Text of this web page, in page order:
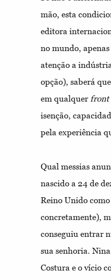
mão, esta
editora
no mundo,
atenção a
opção), saberá
em qualquer front
isenção,
pela experiência
Qual messias
nascido a 24 de
Reino Unido
concretamente),
conseguiu entrar
sua senhoria.
Costura e o vício